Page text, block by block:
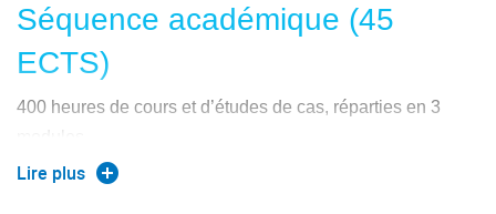
Séquence académique (45
ECTS)
400 heures de cours et d’études de cas, réparties en 3
Lire plus